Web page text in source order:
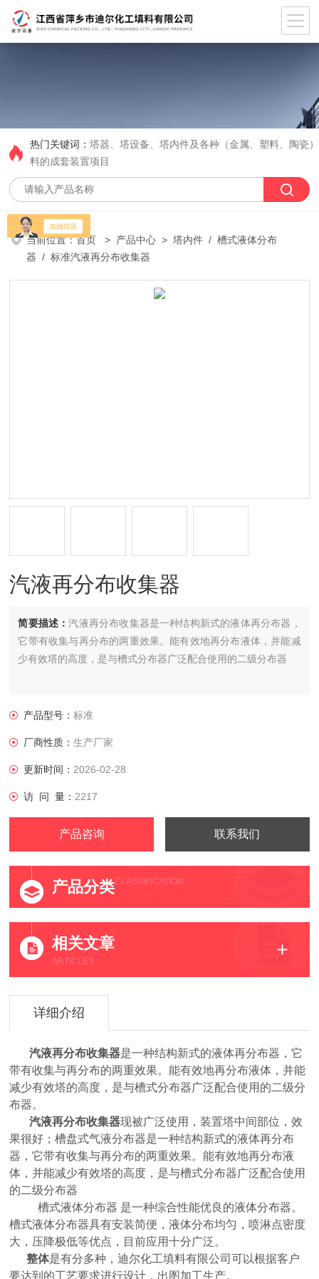
热门关键词：塔器、塔设备、塔内件及各种（金属、塑料、陶瓷
料的成套装置项目
当前位置：首页 > 产品中心 >塔内件 /槽式液体分布
器 / 标准汽液再分布收集器
汽液再分布收集器
简要描述：汽液再分布收集器是一种结构新式的液体再分布器，
它带有收集与再分布的两重效果。能有效地再分布液体，并能减
少有效塔的高度，是与槽式分布器广泛配合使用的二级分布器
产品型号：标准
厂商性质：生产厂家
更新时间： 2026-02-28
访 问 量： 2217
产品咨询 联系我们
产品分类CLASSIFICATION
相关文章
ARTICLES
详细介绍
汽液再分布收集器是一种结构新式的液体再分布器，它
带有收集与再分布的两重效果。能有效地再分布液体，并能
减少有效塔的高度，是与槽式分布器广泛配合使用的二级分
布器。
汽液再分布收集器现被广泛使用，装置塔中间部位，效
果很好；槽盘式气液分布器是一种结构新式的液体再分布
器，它带有收集与再分布的两重效果。能有效地再分布液
体，并能减少有效塔的高度，是与槽式分布器广泛配合使用
的二级分布器
槽式液体分布器 是一种综合性能优良的液体分布器。
槽式液体分布器具有安装简便，液体分布均匀，喷淋点密度
大，压降极低等优点，目前应用十分广泛。
整体是有分多种，迪尔化工填料有限公司可以根据客户
要达到的工艺要求进行设计，出图加工生产。